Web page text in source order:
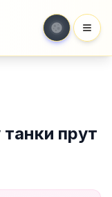
танки прут